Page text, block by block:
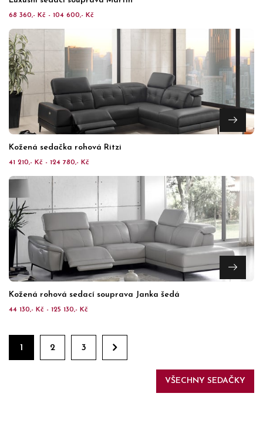
68 360,- Kč - 104 600,- Kč
Kožená sedačka rohová Ritzi
41 210,- Kč - 124 780,- Kč
Kožená rohová sedací souprava Janka šedá
44 130,- Kč - 125 130,- Kč
1 2 3
VŠECHNY SEDAČKY